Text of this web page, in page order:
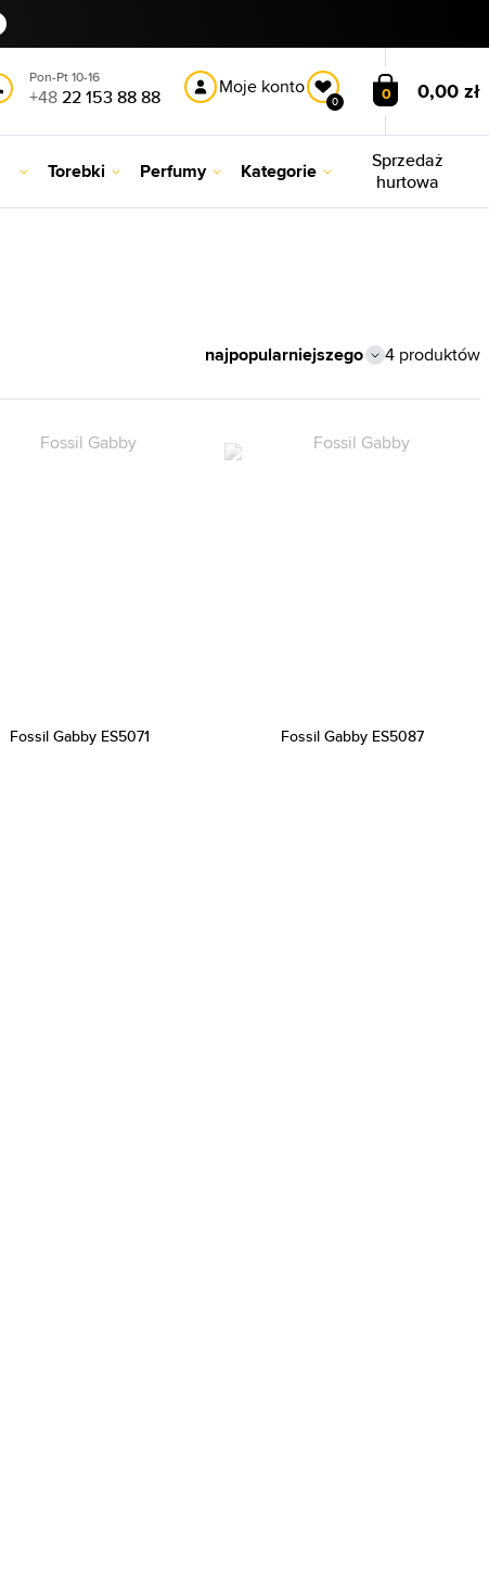
Pon-Pt 10-16
+4822 153 88 88 Moje konto
0 0 0,00 zł
Torebki Perfumy Kategorie
Sprzedaż
hurtowa
4 produktów
Fossil Gabby ES5071 Fossil Gabby ES5087